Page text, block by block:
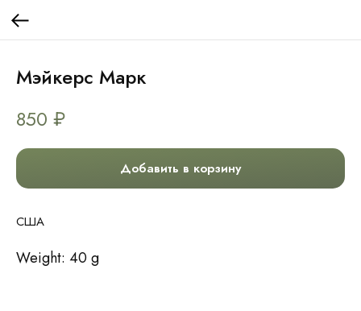
Мэйкерс Марк
850 ₽
Добавить в корзину
США
Weight: 40 g